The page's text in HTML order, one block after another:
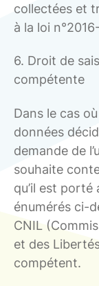
collectées et
à la loi
6. Droit de
compétente
Dans le cas
données
demande de
souhaite
qu’il est porté
énumérés ci-
CNIL
et des
compétent.